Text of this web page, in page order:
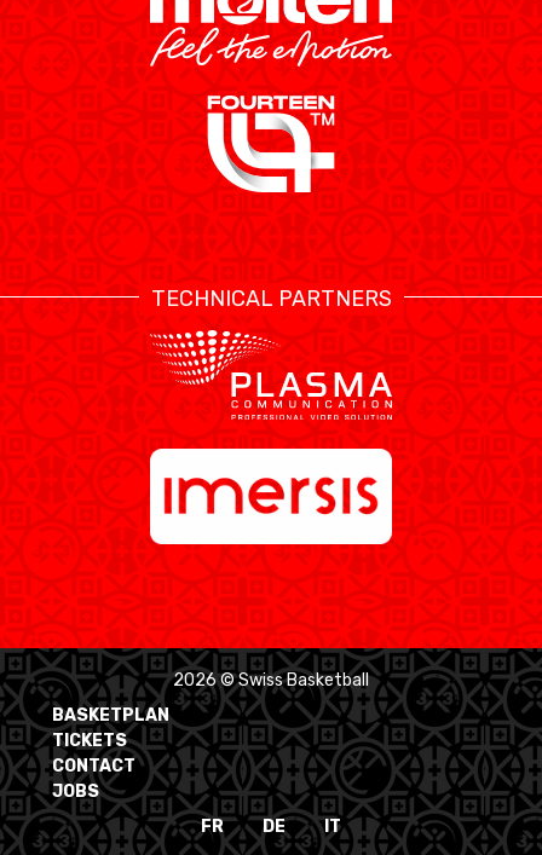
TECHNICAL PARTNERS
2026 © Swiss Basketball
BASKETPLAN
TICKETS
CONTACT
JOBS
FR
DE IT